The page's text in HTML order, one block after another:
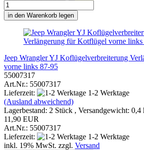
in den Warenkorb legen
Jeep Wrangler YJ Koflügelverbreiterung
vorne links 87-95
55007317
Art.Nr.: 55007317
Lieferzeit:
1-2 Werktage
(Ausland abweichend)
Lagerbestand: 2 Stück , Versandgewicht: 0,4
11,90 EUR
Art.Nr.: 55007317
Lieferzeit:
1-2 Werktage
inkl. 19% MwSt. zzgl. Versand